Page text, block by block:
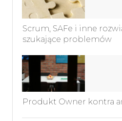
Scrum, SAFe i inne
szukające problemów
Produkt Owner kontra